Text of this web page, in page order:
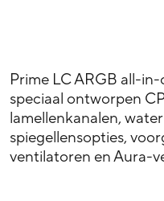
Prime LC ARGB all-
speciaal ontworpen
lamellenkanalen,
spiegellensopties,
ventilatoren en Aura-